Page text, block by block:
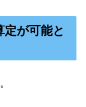
が可能と